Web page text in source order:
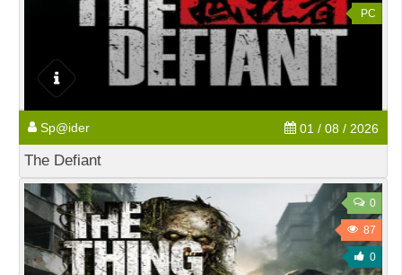
PC
Sp@ider 01 / 08 / 2026
The Defiant
0
87
0